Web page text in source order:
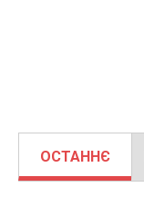
ОСТАННЄ